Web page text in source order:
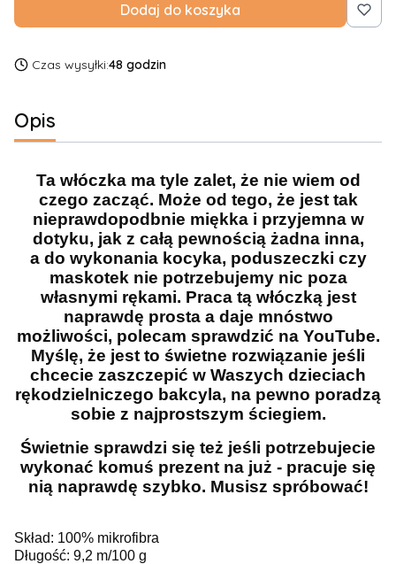
Dodaj do koszyka
Czas wysyłki:48 godzin
Opis
Ta włóczka ma tyle zalet, że nie wiem od
czego zacząć. Może od tego, że jest tak
nieprawdopodbnie miękka i przyjemna w
dotyku, jak z całą pewnością żadna inna,
a do wykonania kocyka, poduszeczki czy
maskotek nie potrzebujemy nic poza
własnymi rękami. Praca tą włóczką jest
naprawdę prosta a daje mnóstwo
możliwości, polecam sprawdzić na YouTube.
Myślę, że jest to świetne rozwiązanie jeśli
chcecie zaszczepić w Waszych dzieciach
rękodzielniczego bakcyla, na pewno poradzą
sobie z najprostszym ściegiem.
Świetnie sprawdzi się też jeśli potrzebujecie
wykonać komuś prezent na już - pracuje się
nią naprawdę szybko. Musisz spróbować!
Skład: 100% mikrofibra
Długość: 9,2 m/100 g